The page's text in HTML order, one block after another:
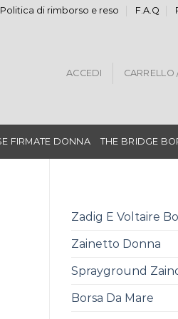
Politica di rimborso e reso F.A.Q
ACCEDI CARRELLO
FIRMATE DONNA THE BRIDGE
Zadig E Voltaire
Zainetto Donna
Sprayground
Borsa Da Mare